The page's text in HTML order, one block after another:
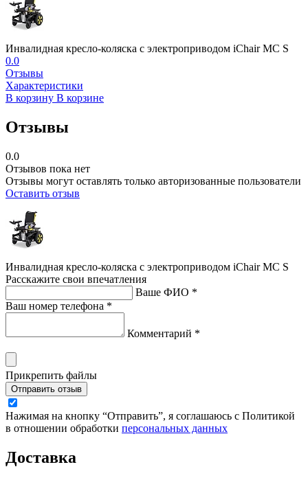
Инвалидная кресло-коляска с электроприводом iChair MC S
0.0
Отзывы
Характеристики
В корзину В корзине
Отзывы
0.0
Отзывов пока нет
Отзывы могут оставлять только авторизованные пользователи
Оставить отзыв
Инвалидная кресло-коляска с электроприводом iChair MC S
Расскажите свои впечатления
Ваше ФИО *
Ваш номер телефона *
Комментарий *
Прикрепить файлы
Отправить отзыв
Нажимая на кнопку “Отправить”, я соглашаюсь с Политикой
в отношении обработки персональных данных
Доставка